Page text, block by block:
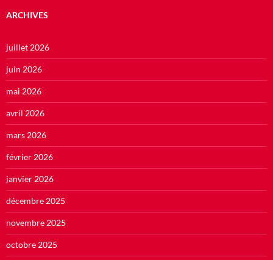
ARCHIVES
juillet 2026
juin 2026
mai 2026
avril 2026
mars 2026
février 2026
janvier 2026
décembre 2025
novembre 2025
octobre 2025